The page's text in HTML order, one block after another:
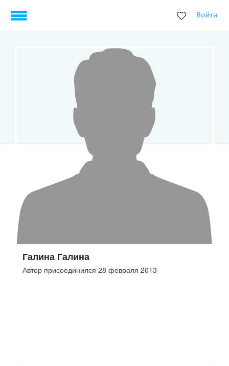
Войти
Галина Галина
Автор присоединился 28 февраля 2013